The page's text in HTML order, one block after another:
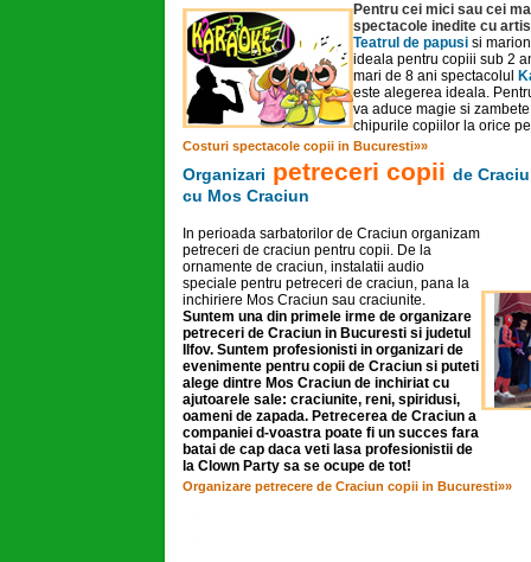
Pentru cei mici sau cei
spectacole inedite cu
Teatrul de papusisi
ideala pentru copiii sub 2
mari de 8 ani spectacolul
este alegerea ideala.
va aduce magie si
chipurile copiilor la orice
Costuri spectacole copii in Bucuresti»»
Organizari petreceri copii de
cu Mos Craciun
In perioada sarbatorilor de Craciun organizam
petreceri de craciun pentru copii. De la
ornamente de craciun, instalatii audio
speciale pentru petreceri de craciun, pana la
inchiriere Mos Craciun sau craciunite.
Suntem una din primele irme de organizare
petreceri de Craciun in Bucuresti si judetul
Ilfov. Suntem profesionisti in organizari de
evenimente pentru copii de Craciun si puteti
alege dintre Mos Craciun de inchiriat cu
ajutoarele sale: craciunite, reni, spiridusi,
oameni de zapada. Petrecerea de Craciun a
companiei d-voastra poate fi un succes fara
batai de cap daca veti lasa profesionistii de
la Clown Party sa se ocupe de tot!
Organizare petrecere de Craciun copii in Bucuresti»»